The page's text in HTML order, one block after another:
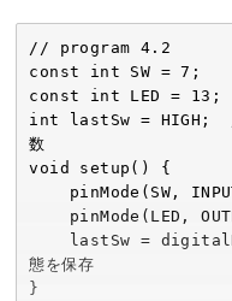
// program 4.2
const int SW = 7;
const int LED = 13;
int lastSw = HIGH;  //
数
void setup() {
態を保存
}